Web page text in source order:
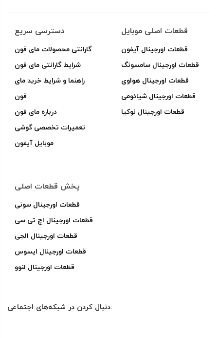
دسترسی سریع
گارانتی محصولات مای فون
شرایط گارانتی مای فون
راهنما و شرایط خرید مای
فون
درباره مای فون
تعمیرات تخصصی گوشی
موبایل آیفون
قطعات اصلی موبایل
قطعات اورجینال آیفون
قطعات اورجینال سامسونگ
قطعات اورجینال هواوی
قطعات اورجینال شیائومی
قطعات اورجینال نوکیا
پخش قطعات اصلی
قطعات اورجینال سونی
قطعات اورجینال اچ تی سی
قطعات اورجینال الجی
قطعات اورجینال ایسوس
قطعات اورجینال لنوو
دنبال کردن در شبکه‌های اجتماعی: